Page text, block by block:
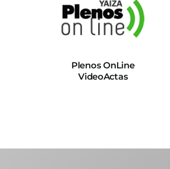
Plenos OnLine
VideoActas